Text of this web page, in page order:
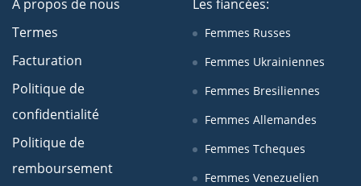
À propos de nous
Termes
Facturation
Politique de
confidentialité
Politique de
remboursement
Les fiancées:
Femmes Russes
Femmes Ukrainiennes
Femmes Bresiliennes
Femmes Allemandes
Femmes Tcheques
Femmes Venezuelien